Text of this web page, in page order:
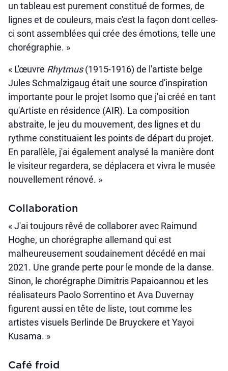
un tableau est purement constitué de formes, de
lignes et de couleurs, mais c'est la façon dont celles-
ci sont assemblées qui crée des émotions, telle une
chorégraphie. »
« L'œuvre Rhytmus(1915-1916) de l'artiste belge
Jules Schmalzigaug était une source d'inspiration
importante pour le projet Isomo que j'ai créé en tant
qu'Artiste en résidence (AIR). La composition
abstraite, le jeu du mouvement, des lignes et du
rythme constituaient les points de départ du projet.
En parallèle, j'ai également analysé la manière dont
le visiteur regardera, se déplacera et vivra le musée
nouvellement rénové. »
Collaboration
« J'ai toujours rêvé de collaborer avec Raimund
Hoghe, un chorégraphe allemand qui est
malheureusement soudainement décédé en mai
2021. Une grande perte pour le monde de la danse.
Sinon, le chorégraphe Dimitris Papaioannou et les
réalisateurs Paolo Sorrentino et Ava Duvernay
figurent aussi en tête de liste, tout comme les
artistes visuels Berlinde De Bruyckere et Yayoi
Kusama. »
Café froid